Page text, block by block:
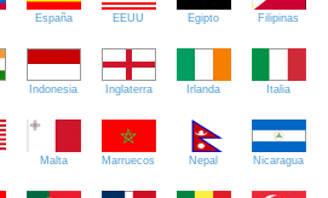
España EEUU Egipto Filipinas
Indonesia Inglaterra Irlanda Italia
Malta Marruecos Nepal Nicaragua